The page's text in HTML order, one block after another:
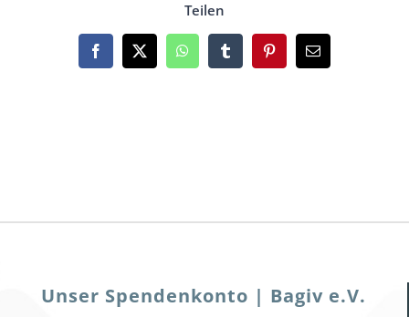
Teilen
Facebook
X WhatsAppTumblrPinterestEmail
Unser Spendenkonto | Bagiv e.V.